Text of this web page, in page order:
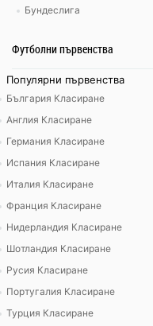
Бундеслига
Футболни първенства
Популярни първенства
България Класиране
Англия Класиране
Германия Класиране
Испания Класиране
Италия Класиране
Франция Класиране
Нидерландия Класиране
Шотландия Класиране
Русия Класиране
Португалия Класиране
Турция Класиране